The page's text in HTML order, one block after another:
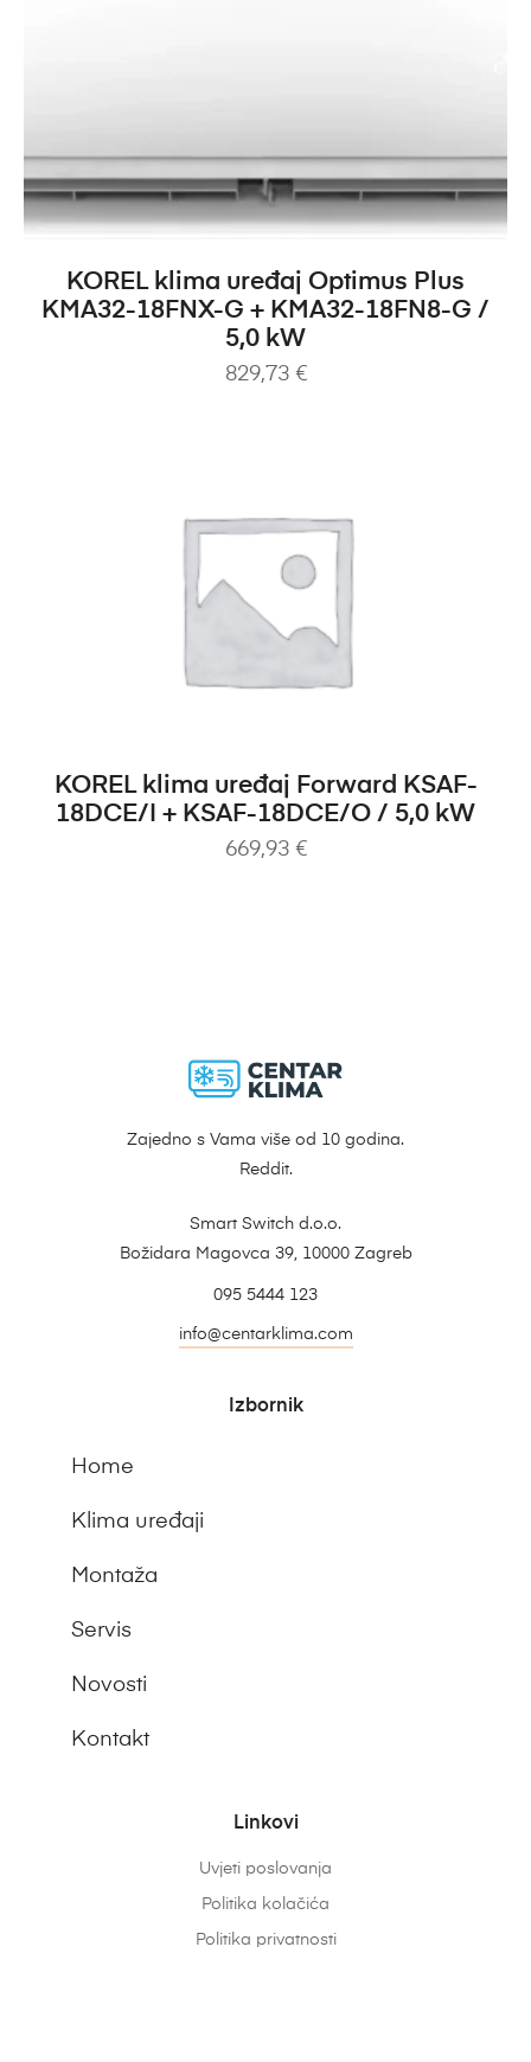
DODAJ U KOŠARICU
KOREL klima uređaj Optimus Plus
KMA32-18FNX-G + KMA32-18FN8-G /
5,0 kW
829,73 €
DODAJ U KOŠARICU
KOREL klima uređaj Forward KSAF-
18DCE/I + KSAF-18DCE/O / 5,0 kW
669,93 €
Zajedno s Vama više od 10 godina.
Reddit.
Smart Switch d.o.o.
Božidara Magovca 39, 10000 Zagreb
095 5444 123
info@centarklima.com
Izbornik
Home
Klima uređaji
Montaža
Servis
Novosti
Kontakt
Linkovi
Uvjeti poslovanja
Politika kolačića
Politika privatnosti